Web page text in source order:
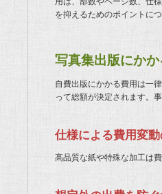
を抑えるためのポイントに
写真集出版にか
自費出版にかかる費用は一
って総額が決定されます。
仕様による費用変動
高品質な紙や特殊な加工は